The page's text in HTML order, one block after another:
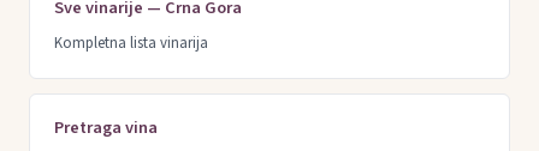
Sve vinarije — Crna Gora
Kompletna lista vinarija
Pretraga vina